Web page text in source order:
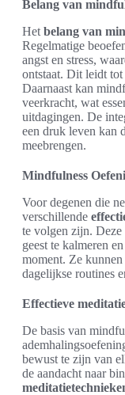
Belang van
Het belang van
Regelmatige
angst en stress,
ontstaat. Dit leidt
Daarnaast kan
veerkracht, wat
uitdagingen. De
een druk leven kan
meebrengen.
Mindfulness
Voor degenen die
verschillende
te volgen zijn. Deze
geest te kalmeren
moment. Ze
dagelijkse routines
Effectieve
De basis van
bewust te zijn van
de aandacht naar